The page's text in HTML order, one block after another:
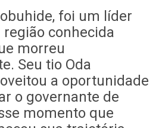
foi um líder
conhecida
morreu
Seu tio Oda
a oportunidade
o governante de
momento que